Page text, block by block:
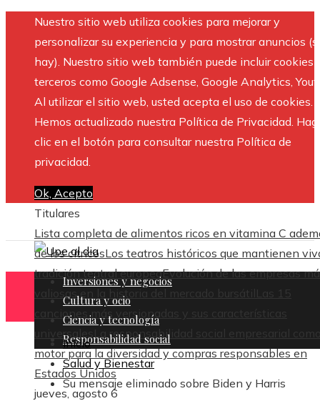
Nuestro sitio web utiliza cookies para mejorar y
personalizar su experiencia y para mostrar anuncios
hay). Nuestro sitio web también puede incluir cookies
terceros como Google Adsense, Google Analytics,
Al utilizar el sitio web, usted acepta el uso de cookies.
Hemos actualizado nuestra Política de Privacidad.
clic en el botón para consultar nuestra Política de
privacidad.
Ok, Acepto
Titulares
Lista completa de alimentos ricos en vitamina C
de los cítricosLos teatros históricos que mantienen
tradición teatral europeaEvolución de las empresas
valiosas en la historia del mercado bursátil Las 15
canciones más versionadas y sus características
universales
La responsabilidad social empresarial
motor para la diversidad y compras responsables en
Estados Unidos
jueves, agosto 6
Inversiones y negocios
Cultura y ocio
Ciencia y tecnología
Responsabilidad social
Inicio
Salud y Bienestar
Su mensaje eliminado sobre Biden y Harris